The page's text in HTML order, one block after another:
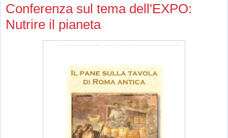
Conferenza sul tema dell'EXPO:
Nutrire il pianeta